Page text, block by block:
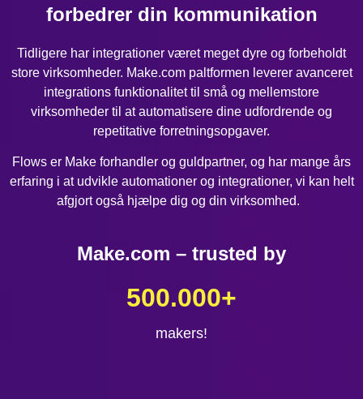
forbedrer din kommunikation
Tidligere har integrationer været meget dyre og forbeholdt
store virksomheder. Make.com paltformen leverer avanceret
integrations funktionalitet til små og mellemstore
virksomheder til at automatisere dine udfordrende og
repetitative forretningsopgaver.
Flows er Make forhandler og guldpartner, og har mange års
erfaring i at udvikle automationer og integrationer, vi kan helt
afgjort også hjælpe dig og din virksomhed.
Make.com – trusted by
makers!
500.000+